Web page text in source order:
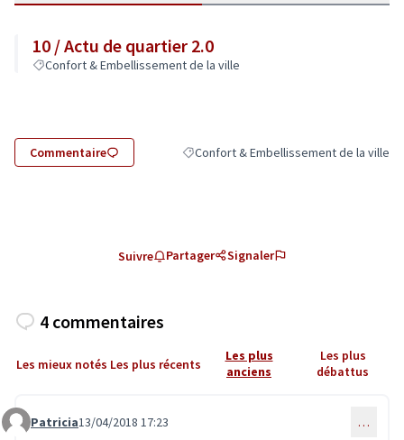
10 / Actu de quartier 2.0
Confort & Embellissement de la ville
Commentaire Filtrer les résultats de la catégorie :
Confort & Embellissement de la ville
Suivre Partager Signaler
4 commentaires
Les mieux notés Les plus récents
Les plus
anciens
Les plus
débattus
Commentaire 584
Patricia13/04/2018 17:23 …